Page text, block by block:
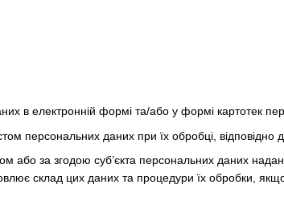
в електронній формі та/або у формі картотек
персональних даних при їх обробці, відповідно
або за згодою суб’єкта персональних даних
склад цих даних та процедури їх обробки,